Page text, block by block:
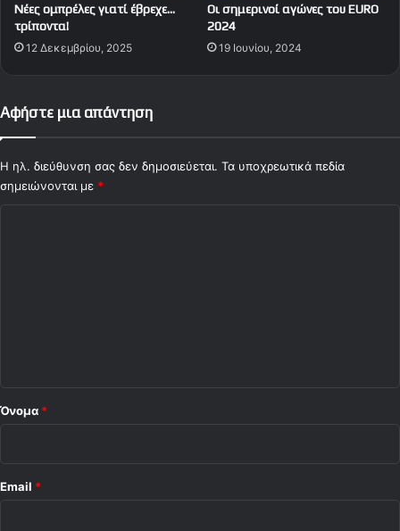
Νέες ομπρέλες γιατί έβρεχε…
τρίποντα!
12 Δεκεμβρίου, 2025
Οι σημερινοί αγώνες του EURO
2024
19 Ιουνίου, 2024
Αφήστε μια απάντηση
Η ηλ. διεύθυνση σας δεν δημοσιεύεται. Τα υποχρεωτικά πεδία
σημειώνονται με *
Όνομα *
Email *